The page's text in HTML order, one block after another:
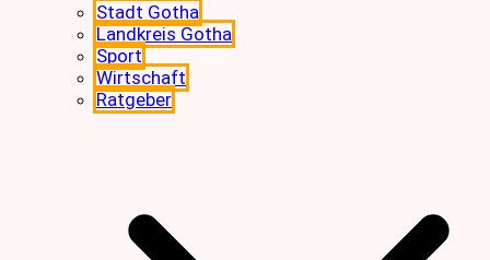
Stadt Gotha
Landkreis Gotha
Sport
Wirtschaft
Ratgeber